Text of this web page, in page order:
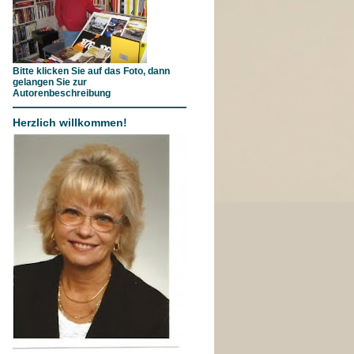
Bitte klicken Sie auf das Foto, dann
gelangen Sie zur
Autorenbeschreibung
Herzlich willkommen!